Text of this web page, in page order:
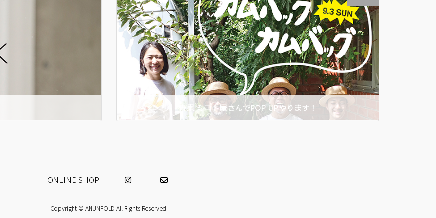
青果 ミコト屋さんでPOP UPやります！
ONLINE SHOP
Copyright © ANUNFOLD All Rights Reserved.